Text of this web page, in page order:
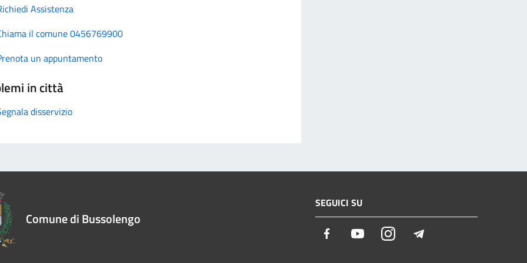
Assistenza
il comune 0456769900
un appuntamento
in città
disservizio
Comune di Bussolengo
SEGUICI SU
Facebook YoutubeInstagram